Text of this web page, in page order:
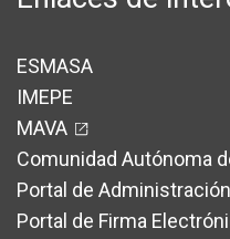
ESMASA
IMEPE
MAVA
Comunidad Autónoma
Portal de
Portal de Firma